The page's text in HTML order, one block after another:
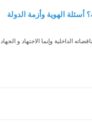
الهوية وأزمة الدولة
الداخلية وإنما الاجتهاد و الجهاد